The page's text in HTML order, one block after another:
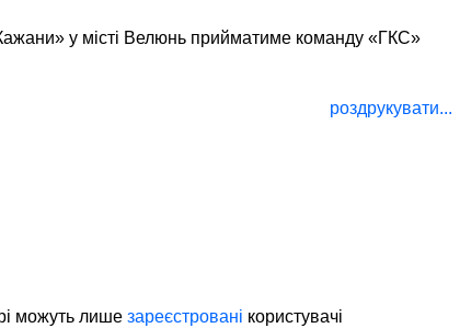
у місті Велюнь прийматиме команду «ГКС»
роздрукувати...
можуть лише зареєстровані користувачі